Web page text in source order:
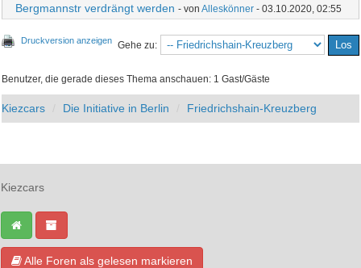
Bergmannstr verdrängt werden - vonAlleskönner - 03.10.2020, 02:55
Druckversion anzeigen Gehe zu:
Benutzer, die gerade dieses Thema anschauen: 1 Gast/Gäste
Kiezcars Die Initiative in Berlin Friedrichshain-Kreuzberg
Kiezcars
Alle Foren als gelesen markieren